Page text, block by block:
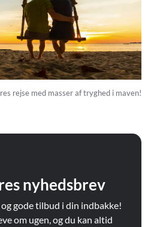
rejse med masser af tryghed i maven!
nyhedsbrev
gode tilbud i din indbakke!
om ugen, og du kan altid